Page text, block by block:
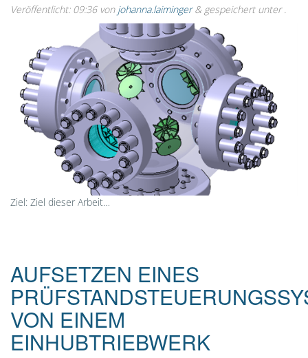
Veröffentlicht: 09:36von johanna.laiminger & gespeichert unter .
Ziel: Ziel dieser Arbeit…
AUFSETZEN EINES
VON EINEM
EINHUBTRIEBWERK